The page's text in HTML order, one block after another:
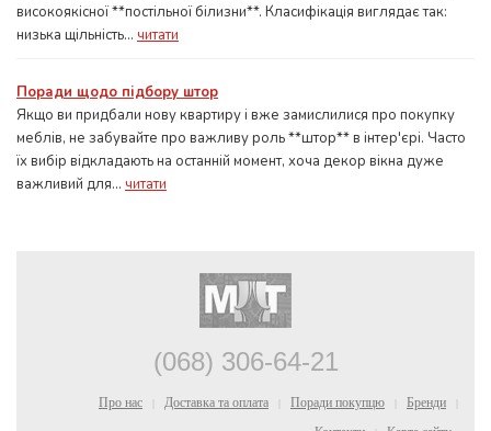
високоякісної **постільної білизни**. Класифікація виглядає так:
низька щільність... читати
Поради щодо підбору штор
Якщо ви придбали нову квартиру і вже замислилися про покупку
меблів, не забувайте про важливу роль **штор** в інтер'єрі. Часто
їх вибір відкладають на останній момент, хоча декор вікна дуже
важливий для... читати
(068) 306-64-21
Про нас Доставка та оплата Поради покупцю Бренди